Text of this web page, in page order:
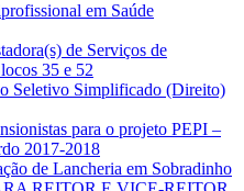
em Saúde
de Serviços de
35 e 52
Seletivo Simplificado (Direito)
para o projeto PEPI –
2017-2018
de Lancheria em Sobradinho